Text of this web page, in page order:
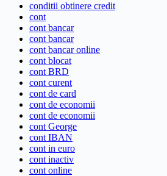
conditii obtinere credit
cont
cont bancar
cont bancar
cont bancar online
cont blocat
cont BRD
cont curent
cont de card
cont de economii
cont de economii
cont George
cont IBAN
cont in euro
cont inactiv
cont online